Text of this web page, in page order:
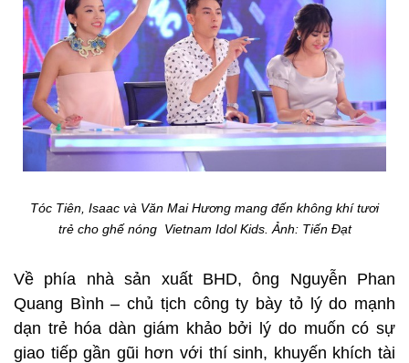
Tóc Tiên, Isaac và Văn Mai Hương mang đến không khí tươi
trẻ cho ghế nóng Vietnam Idol Kids. Ảnh: Tiến Đạt
Về phía nhà sản xuất BHD, ông Nguyễn Phan
Quang Bình – chủ tịch công ty bày tỏ lý do mạnh
dạn trẻ hóa dàn giám khảo bởi lý do muốn có sự
giao tiếp gần gũi hơn với thí sinh, khuyến khích tài